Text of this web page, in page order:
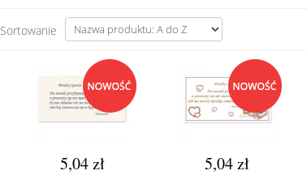
Sortowanie
5,04 zł 5,04 zł